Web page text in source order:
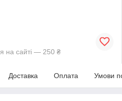
на сайті — 250 ₴
Доставка Оплата Умови